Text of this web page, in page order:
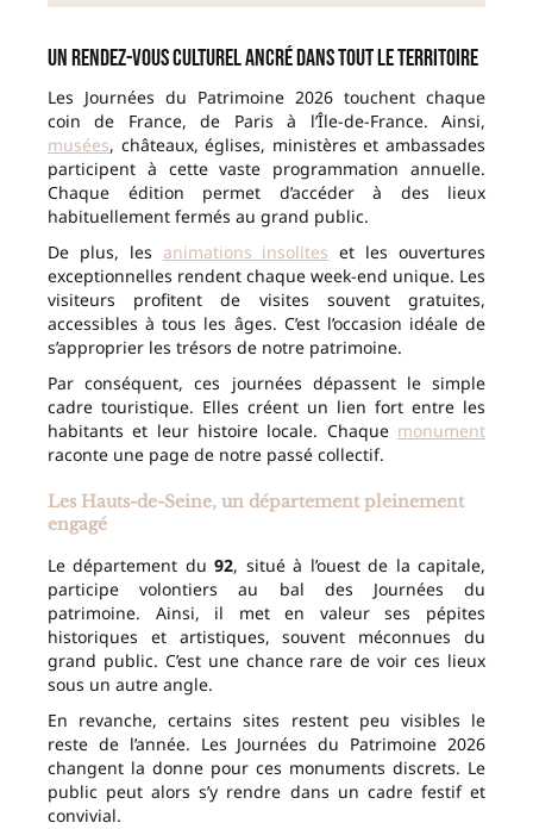
Un rendez-vous culturel ancré dans tout le territoire
Les Journées du Patrimoine 2026 touchent chaque
coin de France, de Paris à l’Île-de-France. Ainsi,
musées, châteaux, églises, ministères et ambassades
participent à cette vaste programmation annuelle.
Chaque édition permet d’accéder à des lieux
habituellement fermés au grand public.
De plus, les animations insolites et les ouvertures
exceptionnelles rendent chaque week-end unique. Les
visiteurs profitent de visites souvent gratuites,
accessibles à tous les âges. C’est l’occasion idéale de
s’approprier les trésors de notre patrimoine.
Par conséquent, ces journées dépassent le simple
cadre touristique. Elles créent un lien fort entre les
habitants et leur histoire locale. Chaque monument
raconte une page de notre passé collectif.
Les Hauts-de-Seine, un département pleinement
engagé
Le département du92, situé à l’ouest de la capitale,
participe volontiers au bal des Journées du
patrimoine. Ainsi, il met en valeur ses pépites
historiques et artistiques, souvent méconnues du
grand public. C’est une chance rare de voir ces lieux
sous un autre angle.
En revanche, certains sites restent peu visibles le
reste de l’année. Les Journées du Patrimoine 2026
changent la donne pour ces monuments discrets. Le
public peut alors s’y rendre dans un cadre festif et
convivial.